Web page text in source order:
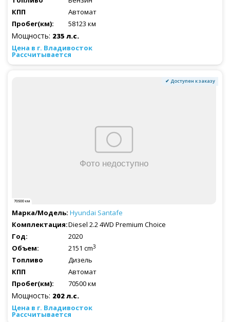
Автомат
58123 км
Мощность: 235 л.с.
Рассчитывается
✔ Доступен к заказу
70500 км
Hyundai Santafe
Diesel 2.2 4WD Premium Choice
2020
2151 cm3
Дизель
Автомат
70500 км
Мощность: 202 л.с.
Рассчитывается